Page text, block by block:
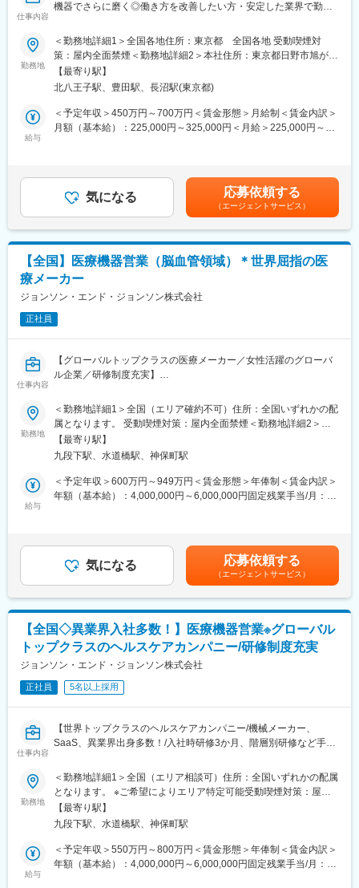
ョンからの声で製品改良に繋がった事例が複数あり、オープンな
■働き方：
・月平均残業時間は20時間程度
・機器の新規設置は夕方～夜にかけて行うケースが月に数回あり
します。夜間/休日の対応は週単位でチームで当番制で行ってお
り、特定の人員が多くならないようにしています。また、当番や
入社後6か月間は東京本社での研修を予定しております。（遠方の
方は住居を手配します。）取り扱い製品数は多いですが、支店配
属後も先輩社員との同行を通して業務習得していただくため、業
界未経験であっても一人立ちできるよう研修体制を整えておりま
す。
変更の範囲：会社の定める業務
仕事内容
機器でさらに磨く◎働き方を改善したい方・安定した業界で勤務
ー】
■業務内容：
医療画像診断装置（CT,MRI）、超音波診断装置や麻酔器、生体モ
ニターを展開する同社のサービスステーションの一員として、下
記のような業務をお任せします。
・医療装置の保守 修理、点検等メンテナンス
に着けることで自然と対応が可能になりますのでご安心くださ
い。
す。
スキルを備えたあとは土日や夜間（当番制）に呼び出し（月2, 3回
程度）はありますが、一次対応はコールセンターが行い、現場で
の対応が必要な場合のみ、出勤します。
また呼び出し手当、待機手当、時間外出勤手当などはしっかり完
備されております。
こちらはスキルを備えられたことが確認できたのちに入ることに
なりますので、新人の内から対応を求められることはありませ
ん。
不明な点は本部アプリケーションエンジニアなどがいるため、最
初は専門的な知識はそこまで持っていなくても大丈夫です。
■研修制度：
ます。過去にも未経験の方も多く入社していますのでご安心くだ
さい。
自己都合の退職も3~5％と大手日系メーカーと同様に非常に長く
働ける環境です。
■キャリアパス：
機械だけでなく電気やITの知識も身に着けることができます。
エンジニアのキャリアパスは無限であり、社内公募制度によりサ
ービスマネージャーとして現場のマネジメント、本社工場での製
品開発・改良、サービス体制の仕組み作りなどキャリア構築が可
能です。
勤務地
＜勤務地詳細1＞全国各地住所：東京都 全国各地 受動喫煙対
策：屋内全面禁煙＜勤務地詳細2＞本社住所：東京都日野市旭が丘
4-7-127 勤務地最寄駅：JR中央線／豊田駅受動喫煙対策：屋内全
面禁煙変更の範囲：会社の定める事業所（リモートワーク含む）
【最寄り駅】
北八王子駅、豊田駅、長沼駅(東京都)
給与
＜予定年収＞450万円～700万円＜賃金形態＞月給制＜賃金内訳＞
月額（基本給）：225,000円～325,000円＜月給＞225,000円～
までも目安の金額であり、選考を通じて上下する可能性がありま
す。賃金はあくまでも目安の金額であり、選考を通じて上下する
可能性があります。月給(月額)は固定手当を含めた表記です。
気になる 応募依頼する
（エージェントサービス）
【全国】医療機器営業（脳血管領域）＊世界屈指の医
療メーカー
ジョンソン・エンド・ジョンソン株式会社
正社員
仕事内容
【グローバルトップクラスの医療メーカー／女性活躍のグローバ
ル企業／研修制度充実】
担当エリアの病院（主に医師）に対し、当社にて扱っている製品
を提案していただきます。
医師のニーズを掘り下げた上で解決に最適なソリューションを提
案する、コンサルティングのような営業スタイルになります。
■具体的な業務内容
・担当製品の提案、技術サポート（手術の立会いあり）
・最新の医療関連情報の提供、医療機関へのサポート（勉強・セ
・各種学会への参加
■事業部について
脳血管障害治療製品のグローバルリーダーとして脳卒中治療の課
疾患として知られています。その治療に使用する治療デバイスは
大きな役割を担っております。
■担当製品
脳血管障害の治療に使用される塞栓用コイルや、国内で最初の頭
蓋内ステント、急性期虚血性脳梗塞の血栓除去デバイスを取り扱
っています。虚血そして出血性脳卒中ケア領域におけるアンメッ
トニーズに応えられる画期的なソリューションの提供を通じて、
脳卒中の軌跡を変え、脳卒中治療をさらに加速させることを使命
としています。
■魅力・やりがい
すく、時間的制約のある中でも、デジタルの活用や担当施設のマ
ネジメントの工夫により、成果を生み出しやすいビジネスです。
性別を問わず、デジタルやエリアマネジメント、面談スキルなど
汎用性のあるスキルの向上が求められ、トレーニング機会の提供
■研修・教育制度
業界や企業、製品に関して知識を深めるため、3ヶ月程度の初期研
勤務地
＜勤務地詳細1＞全国（エリア確約不可）住所：全国いずれかの配
属となります。 受動喫煙対策：屋内全面禁煙＜勤務地詳細2＞本
社住所：東京都千代田区西神田3-5-2 千代田ファーストビル西館勤
務地最寄駅：東西線／九段下駅受動喫煙対策：屋内全面禁煙変更
【最寄り駅】
九段下駅、水道橋駅、神保町駅
給与
＜予定年収＞600万円～949万円＜賃金形態＞年俸制＜賃金内訳＞
年額（基本給）：4,000,000円～6,000,000円固定残業手当/月：
補足＞※ご経験やスキルを考慮し決定いたします。※上記年収はイ
ンセンティブを含む金額です。賃金はあくまでも目安の金額であ
り、選考を通じて上下する可能性があります。月給(月額)は固定手
当を含めた表記です。
気になる 応募依頼する
（エージェントサービス）
【全国◇異業界入社多数！】医療機器営業※グローバル
トップクラスのヘルスケアカンパニー/研修制度充実
ジョンソン・エンド・ジョンソン株式会社
正社員 5名以上採用
仕事内容
【世界トップクラスのヘルスケアカンパニー/機械メーカー、
SaaS、異業界出身多数！/入社時研修3か月、階層別研修など手厚
の製品多数/インセンティブ制度】
■業務詳細：
担当エリアの病院（主に医師）に対し、当社メディカルカンパニ
ーの扱っている製品を提案していただきます。
＜具体的な業務例＞
・担当する製品の提案、技術サポート（手術の立会いあり）
勤務地
＜勤務地詳細1＞全国（エリア相談可）住所：全国いずれかの配属
となります。 ※ご希望によりエリア特定可能受動喫煙対策：屋内
全面禁煙＜勤務地詳細2＞本社住所：東京都千代田区西神田3-5-2
千代田ファーストビル西館勤務地最寄駅：東西線／九段下駅受動
ートワーク含む）
【最寄り駅】
九段下駅、水道橋駅、神保町駅
給与
＜予定年収＞550万円～800万円＜賃金形態＞年俸制＜賃金内訳＞
年額（基本給）：4,000,000円～6,000,000円固定残業手当/月：